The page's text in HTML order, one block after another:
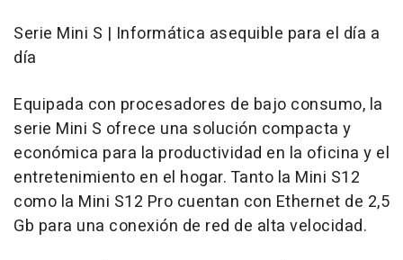
Serie Mini S | Informática asequible para el día a
día
Equipada con procesadores de bajo consumo, la
serie Mini S ofrece una solución compacta y
económica para la productividad en la oficina y el
entretenimiento en el hogar. Tanto la Mini S12
como la Mini S12 Pro cuentan con Ethernet de 2,5
Gb para una conexión de red de alta velocidad.